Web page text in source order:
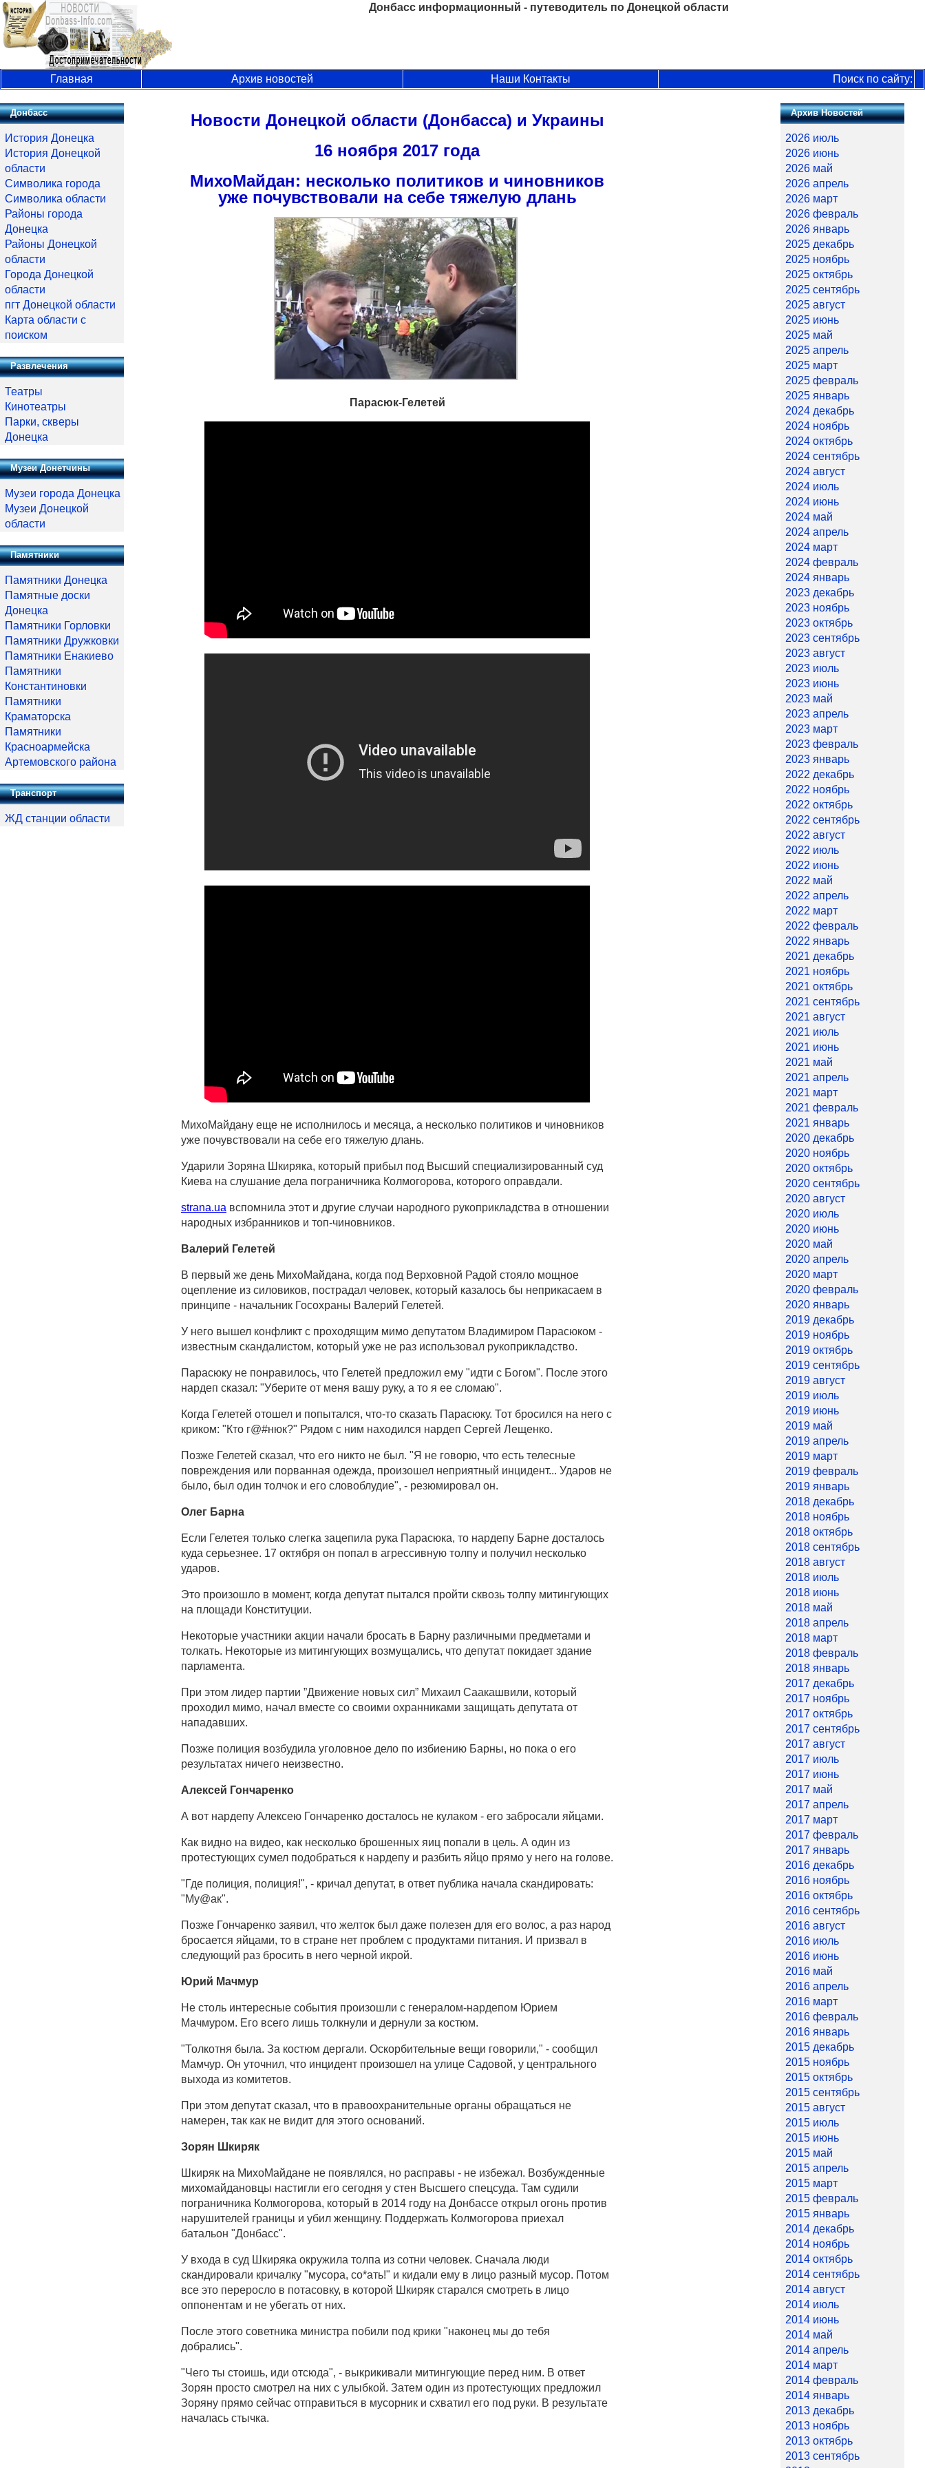
Донбасс информационный - путеводитель по Донецкой области
Главная Архив новостей Наши Контакты Поиск по сайту:
Новости Донецкой области (Донбасса) и Украины
16 ноября 2017 года
МихоМайдан: несколько политиков и чиновников
уже почувствовали на себе тяжелую длань
Парасюк-Гелетей
МихоМайдану еще не исполнилось и месяца, а несколько политиков и чиновников
уже почувствовали на себе его тяжелую длань.
Ударили Зоряна Шкиряка, который прибыл под Высший специализированный суд
Киева на слушание дела пограничника Колмогорова, которого оправдали.
strana.ua вспомнила этот и другие случаи народного рукоприкладства в отношении
народных избранников и топ-чиновников.
Валерий Гелетей
В первый же день МихоМайдана, когда под Верховной Радой стояло мощное
оцепление из силовиков, пострадал человек, который казалось бы неприкасаем в
принципе - начальник Госохраны Валерий Гелетей.
У него вышел конфликт с проходящим мимо депутатом Владимиром Парасюком -
известным скандалистом, который уже не раз использовал рукоприкладство.
Парасюку не понравилось, что Гелетей предложил ему "идти с Богом". После этого
нардеп сказал: "Уберите от меня вашу руку, а то я ее сломаю".
Когда Гелетей отошел и попытался, что-то сказать Парасюку. Тот бросился на него с
криком: "Кто г@#нюк?" Рядом с ним находился нардеп Сергей Лещенко.
Позже Гелетей сказал, что его никто не был. "Я не говорю, что есть телесные
повреждения или порванная одежда, произошел неприятный инцидент... Ударов не
было, был один толчок и его словоблудие", - резюмировал он.
Олег Барна
Если Гелетея только слегка зацепила рука Парасюка, то нардепу Барне досталось
куда серьезнее. 17 октября он попал в агрессивную толпу и получил несколько
ударов.
Это произошло в момент, когда депутат пытался пройти сквозь толпу митингующих
на площади Конституции.
Некоторые участники акции начали бросать в Барну различными предметами и
толкать. Некоторые из митингующих возмущались, что депутат покидает здание
парламента.
При этом лидер партии ”Движение новых сил” Михаил Саакашвили, который
проходил мимо, начал вместе со своими охранниками защищать депутата от
нападавших.
Позже полиция возбудила уголовное дело по избиению Барны, но пока о его
результатах ничего неизвестно.
Алексей Гончаренко
А вот нардепу Алексею Гончаренко досталось не кулаком - его забросали яйцами.
Как видно на видео, как несколько брошенных яиц попали в цель. А один из
протестующих сумел подобраться к нардепу и разбить яйцо прямо у него на голове.
"Где полиция, полиция!", - кричал депутат, в ответ публика начала скандировать:
"Му@ак".
Позже Гончаренко заявил, что желток был даже полезен для его волос, а раз народ
бросается яйцами, то в стране нет проблем с продуктами питания. И призвал в
следующий раз бросить в него черной икрой.
Юрий Мачмур
Не столь интересные события произошли с генералом-нардепом Юрием
Мачмуром. Его всего лишь толкнули и дернули за костюм.
"Толкотня была. За костюм дергали. Оскорбительные вещи говорили," - сообщил
Мамчур. Он уточнил, что инцидент произошел на улице Садовой, у центрального
выхода из комитетов.
При этом депутат сказал, что в правоохранительные органы обращаться не
намерен, так как не видит для этого оснований.
Зорян Шкиряк
Шкиряк на МихоМайдане не появлялся, но расправы - не избежал. Возбужденные
михомайдановцы настигли его сегодня у стен Высшего спецсуда. Там судили
пограничника Колмогорова, который в 2014 году на Донбассе открыл огонь против
нарушителей границы и убил женщину. Поддержать Колмогорова приехал
батальон "Донбасс".
У входа в суд Шкиряка окружила толпа из сотни человек. Сначала люди
скандировали кричалку "мусора, со*ать!" и кидали ему в лицо разный мусор. Потом
все это переросло в потасовку, в которой Шкиряк старался смотреть в лицо
оппонентам и не убегать от них.
После этого советника министра побили под крики "наконец мы до тебя
добрались".
"Чего ты стоишь, иди отсюда", - выкрикивали митингующие перед ним. В ответ
Зорян просто смотрел на них с улыбкой. Затем один из протестующих предложил
Зоряну прямо сейчас отправиться в мусорник и схватил его под руки. В результате
началась стычка.
Донбасс
История Донецка
История Донецкой
области
Символика города
Символика области
Районы города
Донецка
Районы Донецкой
области
Города Донецкой
области
пгт Донецкой области
Карта области с
поиском
Развлечения
Театры
Кинотеатры
Парки, скверы
Донецка
Музеи Донетчины
Музеи города Донецка
Музеи Донецкой
области
Памятники
Памятники Донецка
Памятные доски
Донецка
Памятники Горловки
Памятники Дружковки
Памятники Енакиево
Памятники
Константиновки
Памятники
Краматорска
Памятники
Красноармейска
Артемовского района
Транспорт
ЖД станции области
Архив Новостей
2026 июль
2026 июнь
2026 май
2026 апрель
2026 март
2026 февраль
2026 январь
2025 декабрь
2025 ноябрь
2025 октябрь
2025 сентябрь
2025 август
2025 июнь
2025 май
2025 апрель
2025 март
2025 февраль
2025 январь
2024 декабрь
2024 ноябрь
2024 октябрь
2024 сентябрь
2024 август
2024 июль
2024 июнь
2024 май
2024 апрель
2024 март
2024 февраль
2024 январь
2023 декабрь
2023 ноябрь
2023 октябрь
2023 сентябрь
2023 август
2023 июль
2023 июнь
2023 май
2023 апрель
2023 март
2023 февраль
2023 январь
2022 декабрь
2022 ноябрь
2022 октябрь
2022 сентябрь
2022 август
2022 июль
2022 июнь
2022 май
2022 апрель
2022 март
2022 февраль
2022 январь
2021 декабрь
2021 ноябрь
2021 октябрь
2021 сентябрь
2021 август
2021 июль
2021 июнь
2021 май
2021 апрель
2021 март
2021 февраль
2021 январь
2020 декабрь
2020 ноябрь
2020 октябрь
2020 сентябрь
2020 август
2020 июль
2020 июнь
2020 май
2020 апрель
2020 март
2020 февраль
2020 январь
2019 декабрь
2019 ноябрь
2019 октябрь
2019 сентябрь
2019 август
2019 июль
2019 июнь
2019 май
2019 апрель
2019 март
2019 февраль
2019 январь
2018 декабрь
2018 ноябрь
2018 октябрь
2018 сентябрь
2018 август
2018 июль
2018 июнь
2018 май
2018 апрель
2018 март
2018 февраль
2018 январь
2017 декабрь
2017 ноябрь
2017 октябрь
2017 сентябрь
2017 август
2017 июль
2017 июнь
2017 май
2017 апрель
2017 март
2017 февраль
2017 январь
2016 декабрь
2016 ноябрь
2016 октябрь
2016 сентябрь
2016 август
2016 июль
2016 июнь
2016 май
2016 апрель
2016 март
2016 февраль
2016 январь
2015 декабрь
2015 ноябрь
2015 октябрь
2015 сентябрь
2015 август
2015 июль
2015 июнь
2015 май
2015 апрель
2015 март
2015 февраль
2015 январь
2014 декабрь
2014 ноябрь
2014 октябрь
2014 сентябрь
2014 август
2014 июль
2014 июнь
2014 май
2014 апрель
2014 март
2014 февраль
2014 январь
2013 декабрь
2013 ноябрь
2013 октябрь
2013 сентябрь